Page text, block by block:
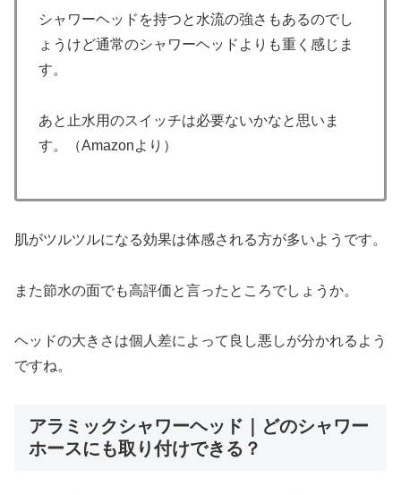
シャワーヘッドを持つと水流の強さもあるのでし
ょうけど通常のシャワーヘッドよりも重く感じま
す。
あと止水用のスイッチは必要ないかなと思いま
す。（Amazonより）
肌がツルツルになる効果は体感される方が多いようです。
また節水の面でも高評価と言ったところでしょうか。
ヘッドの大きさは個人差によって良し悪しが分かれるよう
ですね。
アラミックシャワーヘッド｜どのシャワー
ホースにも取り付けできる？